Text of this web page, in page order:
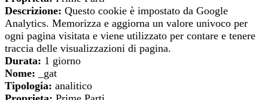
Descrizione: Questo cookie è impostato da Google
Analytics. Memorizza e aggiorna un valore univoco per
ogni pagina visitata e viene utilizzato per contare e tenere
traccia delle visualizzazioni di pagina.
Durata: 1 giorno
Nome: _gat
Tipologia: analitico